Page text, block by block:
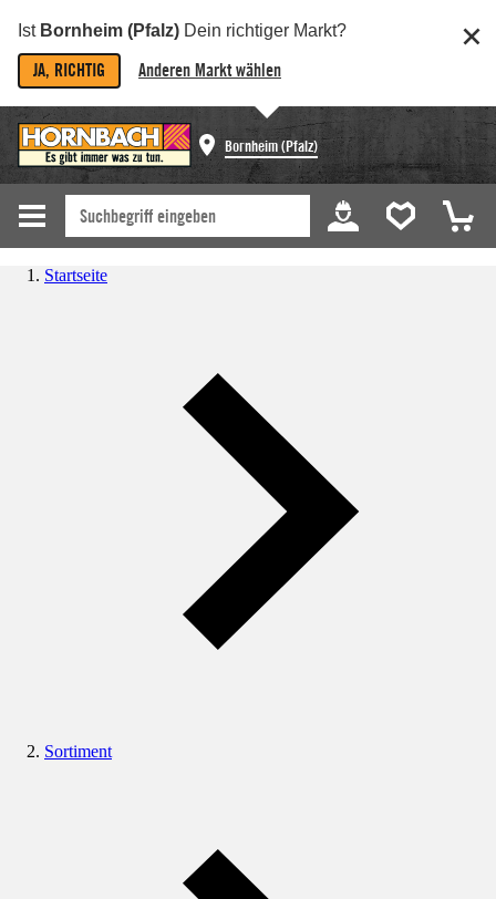
Ist Bornheim (Pfalz) Dein richtiger Markt?
JA, RICHTIG Anderen Markt wählen
Bornheim (Pfalz)
Startseite
Sortiment